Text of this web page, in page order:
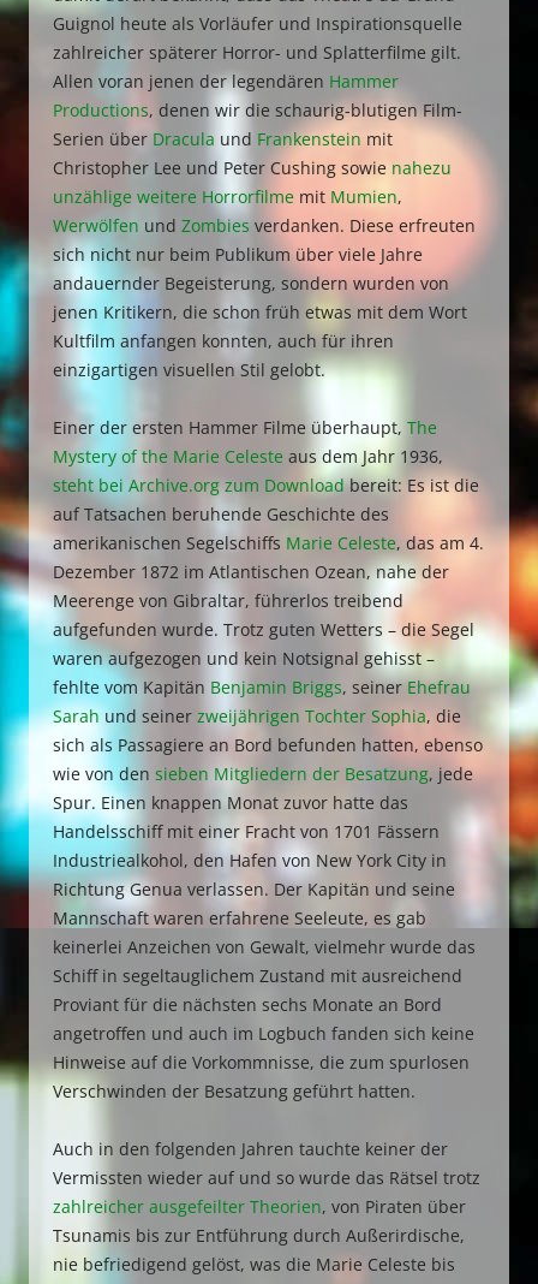
Guignol heute als Vorläufer und Inspirationsquelle
zahlreicher späterer Horror- und Splatterfilme gilt.
Allen voran jenen der legendären Hammer
Productions, denen wir die schaurig-blutigen Film-
Serien über Dracula und Frankenstein mit
Christopher Lee und Peter Cushing sowie nahezu
unzählige weitere Horrorfilme mit Mumien,
Werwölfen und Zombies verdanken. Diese erfreuten
sich nicht nur beim Publikum über viele Jahre
andauernder Begeisterung, sondern wurden von
jenen Kritikern, die schon früh etwas mit dem Wort
Kultfilm anfangen konnten, auch für ihren
einzigartigen visuellen Stil gelobt.
Einer der ersten Hammer Filme überhaupt, The
Mystery of the Marie Celeste aus dem Jahr 1936,
steht bei Archive.org zum Downloadbereit: Es ist die
auf Tatsachen beruhende Geschichte des
amerikanischen Segelschiffs Marie Celeste, das am 4.
Dezember 1872 im Atlantischen Ozean, nahe der
Meerenge von Gibraltar, führerlos treibend
aufgefunden wurde. Trotz guten Wetters – die Segel
waren aufgezogen und kein Notsignal gehisst –
fehlte vom Kapitän Benjamin Briggs, seinerEhefrau
Sarah und seiner zweijährigen Tochter Sophia, die
sich als Passagiere an Bord befunden hatten, ebenso
wie von den sieben Mitgliedern der Besatzung, jede
Spur. Einen knappen Monat zuvor hatte das
Handelsschiff mit einer Fracht von 1701 Fässern
Industriealkohol, den Hafen von New York City in
Richtung Genua verlassen. Der Kapitän und seine
Mannschaft waren erfahrene Seeleute, es gab
keinerlei Anzeichen von Gewalt, vielmehr wurde das
Schiff in segeltauglichem Zustand mit ausreichend
Proviant für die nächsten sechs Monate an Bord
angetroffen und auch im Logbuch fanden sich keine
Hinweise auf die Vorkommnisse, die zum spurlosen
Verschwinden der Besatzung geführt hatten.
Auch in den folgenden Jahren tauchte keiner der
Vermissten wieder auf und so wurde das Rätsel trotz
zahlreicher ausgefeilter Theorien, von Piraten über
Tsunamis bis zur Entführung durch Außerirdische,
nie befriedigend gelöst, was die Marie Celeste bis